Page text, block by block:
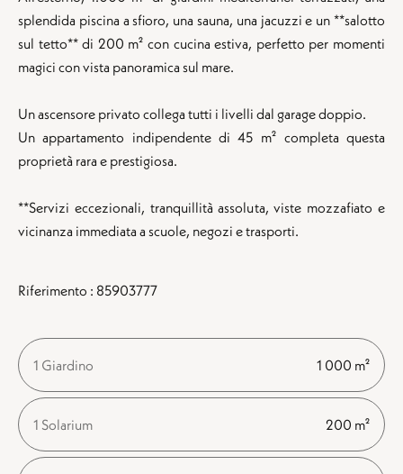
splendida piscina a sfioro, una sauna, una jacuzzi e un **salotto
sul tetto** di 200 m² con cucina estiva, perfetto per momenti
magici con vista panoramica sul mare.
Un ascensore privato collega tutti i livelli dal garage doppio.
Un appartamento indipendente di 45 m² completa questa
proprietà rara e prestigiosa.
**Servizi eccezionali, tranquillità assoluta, viste mozzafiato e
vicinanza immediata a scuole, negozi e trasporti.
Riferimento : 85903777
1 Giardino 1 000 m²
1 Solarium 200 m²